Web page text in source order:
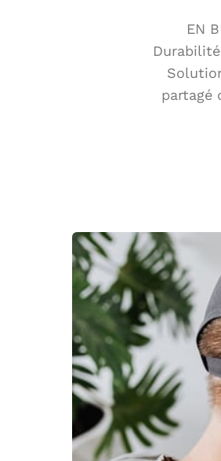
EN
partagé